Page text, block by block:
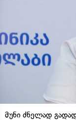
მუნი ძნელად